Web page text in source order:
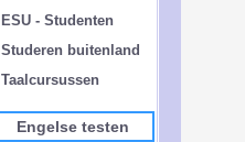
ESU - Studenten
Studeren buitenland
Taalcursussen
Engelse testen